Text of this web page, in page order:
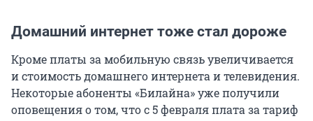
Домашний интернет тоже стал дороже
Кроме платы за мобильную связь увеличивается
и стоимость домашнего интернета и телевидения.
Некоторые абоненты «Билайна» уже получили
оповещения о том, что с 5 февраля плата за тариф